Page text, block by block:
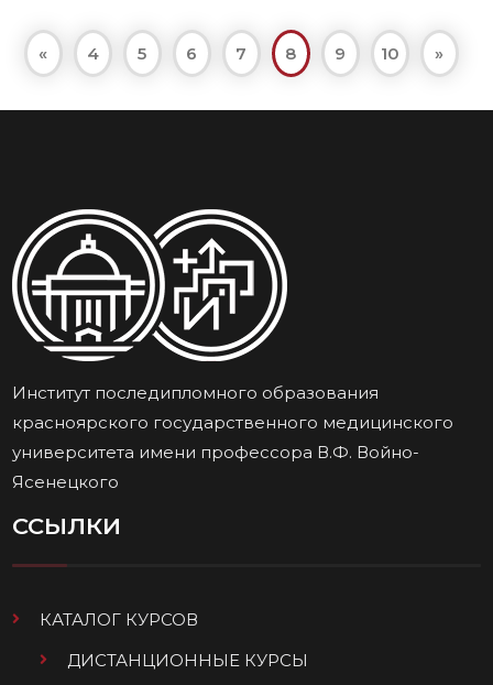
« 4 5 6 7 8 9 10 »
Институт последипломного образования
красноярского государственного медицинского
университета имени профессора В.Ф. Войно-
Ясенецкого
ССЫЛКИ
КАТАЛОГ КУРСОВ
ДИСТАНЦИОННЫЕ КУРСЫ